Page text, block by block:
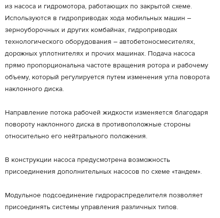
из насоса и гидромотора, работающих по закрытой схеме.
Используются в гидроприводах хода мобильных машин –
зерноуборочных и других комбайнах, гидроприводах
технологического оборудования – автобетоносмесителях,
дорожных уплотнителях и прочих машинах. Подача насоса
прямо пропорциональна частоте вращения ротора и рабочему
объему, который регулируется путем изменения угла поворота
наклонного диска.
Направление потока рабочей жидкости изменяется благодаря
повороту наклонного диска в противоположные стороны
относительно его нейтрального положения.
В конструкции насоса предусмотрена возможность
присоединения дополнительных насосов по схеме «тандем».
Модульное подсоединение гидрораспределителя позволяет
присоединять системы управления различных типов.